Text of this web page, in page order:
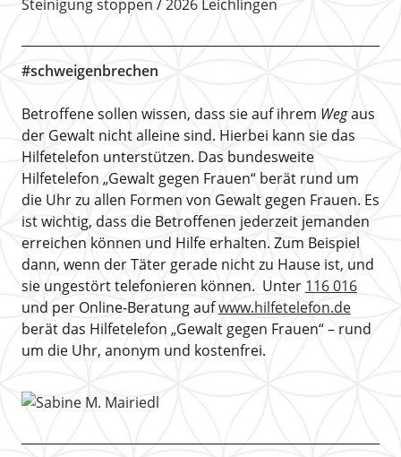
Steinigung stoppen
2026 Leichlingen
#schweigenbrechen
Betroffene sollen wissen, dass sie auf ihrem Wegaus
der Gewalt nicht alleine sind. Hierbei kann sie das
Hilfetelefon unterstützen. Das bundesweite
Hilfetelefon „Gewalt gegen Frauen“ berät rund um
die Uhr zu allen Formen von Gewalt gegen Frauen. Es
ist wichtig, dass die Betroffenen jederzeit jemanden
erreichen können und Hilfe erhalten. Zum Beispiel
dann, wenn der Täter gerade nicht zu Hause ist, und
sie ungestört telefonieren können. Unter 116 016
und per Online-Beratung aufwww.hilfetelefon.de
berät das Hilfetelefon „Gewalt gegen Frauen“ – rund
um die Uhr, anonym und kostenfrei.